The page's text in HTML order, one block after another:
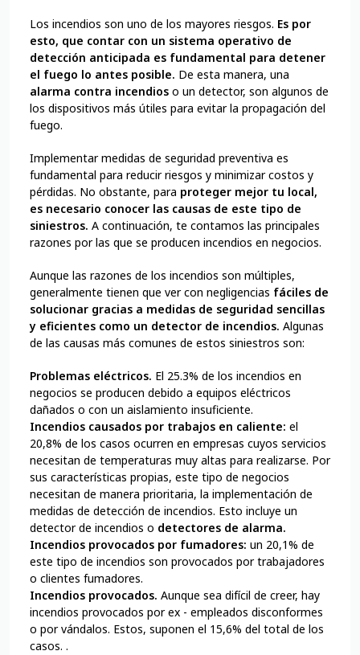
Los incendios son uno de los mayores riesgos. Es por
esto, que contar con un sistema operativo de
detección anticipada es fundamental para detener
el fuego lo antes posible. De esta manera, una
alarma contra incendios o un detector, son algunos de
los dispositivos más útiles para evitar la propagación del
fuego.
Implementar medidas de seguridad preventiva es
fundamental para reducir riesgos y minimizar costos y
pérdidas. No obstante, para proteger mejor tu local,
es necesario conocer las causas de este tipo de
siniestros. A continuación, te contamos las principales
razones por las que se producen incendios en negocios.
Aunque las razones de los incendios son múltiples,
generalmente tienen que ver con negligencias fáciles de
solucionar gracias a medidas de seguridad sencillas
y eficientes como un detector de incendios. Algunas
de las causas más comunes de estos siniestros son:
Problemas eléctricos. El 25.3% de los incendios en
negocios se producen debido a equipos eléctricos
dañados o con un aislamiento insuficiente.
Incendios causados por trabajos en caliente: el
20,8% de los casos ocurren en empresas cuyos servicios
necesitan de temperaturas muy altas para realizarse. Por
sus características propias, este tipo de negocios
necesitan de manera prioritaria, la implementación de
medidas de detección de incendios. Esto incluye un
detector de incendios o detectores de alarma.
Incendios provocados por fumadores: un 20,1% de
este tipo de incendios son provocados por trabajadores
o clientes fumadores.
Incendios provocados. Aunque sea difícil de creer, hay
incendios provocados por ex - empleados disconformes
o por vándalos. Estos, suponen el 15,6% del total de los
casos. .